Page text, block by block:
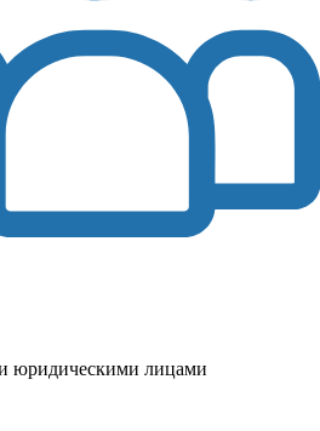
юридическими лицами